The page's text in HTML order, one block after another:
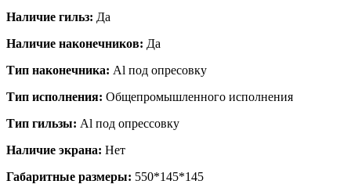
Наличие гильз: Да
Наличие наконечников: Да
Тип наконечника: Al под опресовку
Тип исполнения: Общепромышленного исполнения
Тип гильзы: Al под опрессовку
Наличие экрана: Нет
Габаритные размеры: 550*145*145